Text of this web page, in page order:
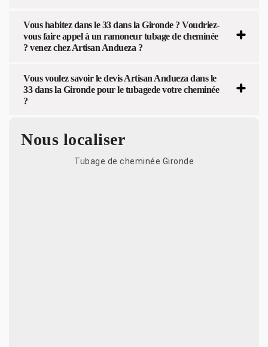
Vous habitez dans le 33 dans la Gironde ? Voudriez-
vous faire appel à un ramoneur tubage de cheminée
? venez chez Artisan Andueza ?
Vous voulez savoir le devis Artisan Andueza dans le
33 dans la Gironde pour le tubagede votre cheminée
?
Nous localiser
Tubage de cheminée Gironde